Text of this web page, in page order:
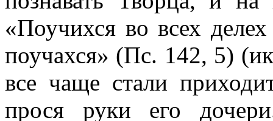
«Поучихся во всех
поучахся» (Пс. 142, 5)
все чаще стали
прося руки его